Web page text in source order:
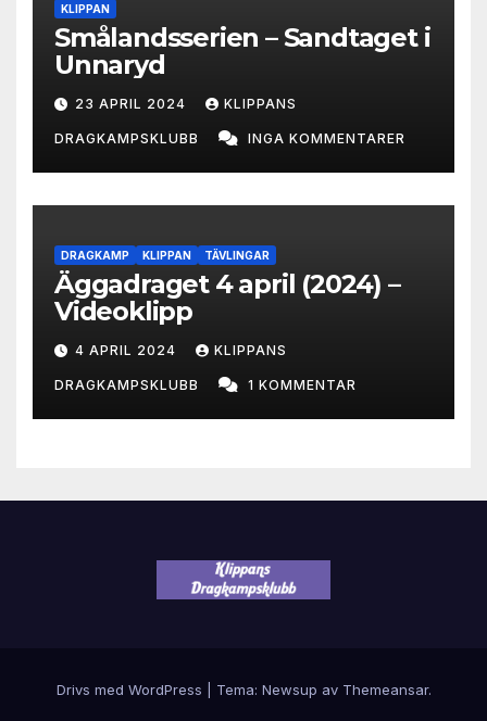
KLIPPAN
Smålandsserien – Sandtaget i
Unnaryd
23 APRIL 2024 KLIPPANS
DRAGKAMPSKLUBB INGA KOMMENTARER
DRAGKAMP KLIPPAN TÄVLINGAR
Äggadraget 4 april (2024) –
Videoklipp
4 APRIL 2024 KLIPPANS
DRAGKAMPSKLUBB 1 KOMMENTAR
Drivs med WordPress Tema: Newsup av Themeansar.